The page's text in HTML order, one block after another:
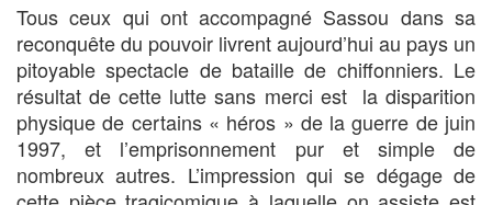
Tous ceux qui ont accompagné Sassou dans sa
reconquête du pouvoir livrent aujourd’hui au pays un
pitoyable spectacle de bataille de chiffonniers. Le
résultat de cette lutte sans merci est la disparition
physique de certains « héros » de la guerre de juin
1997, et l’emprisonnement pur et simple de
nombreux autres. L’impression qui se dégage de